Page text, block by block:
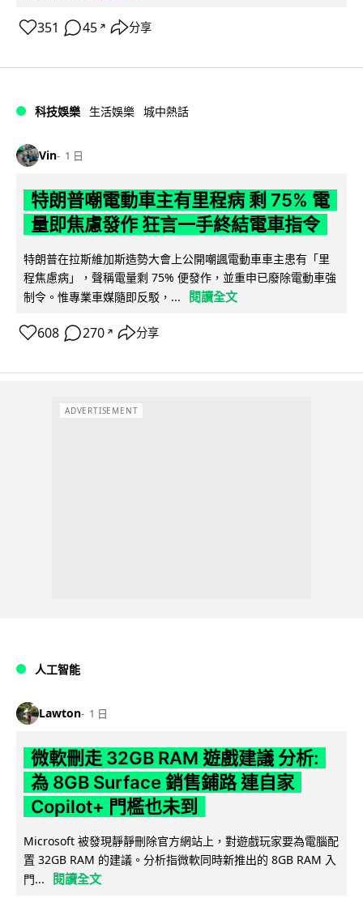
351 45 ↗ 分享
科技娛樂 生活娛樂 城中熱話
Vin 1 日
特朗普嘲電動車主有里程病 剩 75% 電
量即焦慮發作 狂言一手終結電車指令
特朗普在拉斯維加斯造勢大會上公開嘲諷電動車車主患有「里
程焦慮病」，聲稱電量剩 75% 便發作，並重申已廢除電動車強
制令。惟專業車媒隨即反駁，...
閱讀全文
608 270 ↗ 分享
ADVERTISEMENT
人工智能
Lawton 1 日
微軟刪走 32GB RAM 遊戲建議 分析:
為 8GB Surface 銷售鋪路 連自家
Copilot+ 門檻也未到
Microsoft 被發現靜靜刪除官方網站上，對遊戲玩家要為電腦配
置 32GB RAM 的建議。分析指微軟同時新推出的 8GB RAM 入
門...
閱讀全文